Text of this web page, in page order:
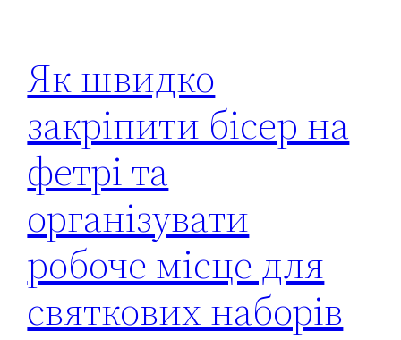
Як швидко
закріпити бісер на
фетрі та
організувати
робоче місце для
святкових наборів